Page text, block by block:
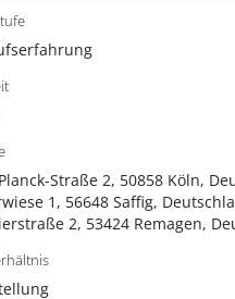
Straße 2, 50858 Köln,
1, 56648 Saffig,
2, 53424 Remagen,